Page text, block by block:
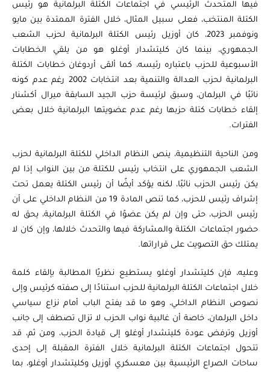
فيها المتحدث الرئيسي في اجتماعات الكتلة البرلمانية هو رئيس
الكتلة المنتخب، فعلى سبيل المثال، خلال الفترة الممتدة بين مايو
ونوفمبر 2023، كان أوزيل رئيس الكتلة البرلمانية لحزب الشعب
الجمهوري، بينما كان كليتشدار أوغلو هو من يلقي الخطابات
الأسبوعية للحزب باعتباره رئيسه، كما ألقى أردوغان خطابات الكتلة
البرلمانية لحزب العدالة والتنمية بعد انتخابات 2002 رغم عدم كونه
نائبًا في البرلمان، وسبق لرئيسة حزب الجيد السابقة ميرال أكشنار
إلقاء خطابات كتلة حزبها رغم عدم عضويتها البرلمانية خلال بعض
الفترات.
ومن الناحية التنظيمية، ينص النظام الداخلي للكتلة البرلمانية لحزب
الشعب الجمهوري على انتخاب رئيس للكتلة من بين النواب إذا لم
يكن رئيس الحزب نائبًا، لكنه يؤكد أيضًا أن رئيس الكتلة يعمل تحت
إشراف رئيس للحزب، كما تنص المادة 19 من النظام الداخلي على أن
رئيس الحزب، حتى وإن لم يكن عضوًا في الكتلة البرلمانية، يحق له
حضور اجتماعات الكتلة والمشاركة فيها والتحدث خلالها، وإن كان لا
يمتلك حق التصويت على قراراتها.
وعليه، فإن كليتشدار أوغلو يستطيع نظريًا المطالبة بإلقاء كلمة
خلال اجتماعات الكتلة البرلمانية للحزب استنادًا إلى صفته كرئيس وإلى
نصوص النظام الداخلي، وهو ما قد يفتح الباب أمام نزاع سياسي
داخل البرلمان، خاصة أن غالبية نواب الحزب لا تزال تصطف إلى جانب
أوزيل وترفض عودة كليتشدار أوغلو إلى قيادة الحزب، ومن ثم، قد
تتحول اجتماعات الكتلة البرلمانية خلال الفترة المقبلة إلى إحدى
ساحات الصراع الرئيسية بين معسكري أوزيل وكليتشدار أوغلو، بما